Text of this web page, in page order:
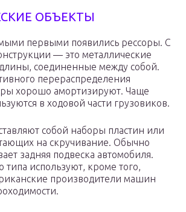
ОБЪЕКТЫ
первыми появились рессоры. С
— это металлические
соединенные между собой.
перераспределения
хорошо амортизируют. Чаще
в ходовой части грузовиков.
собой наборы пластин или
на скручивание. Обычно
задняя подвеска автомобиля.
типа используют, кроме того,
производители машин